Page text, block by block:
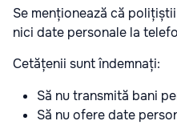
Se menționează că
nici date personale la
Cetățenii sunt îndemnați:
Să nu transmită bani
Să nu ofere date